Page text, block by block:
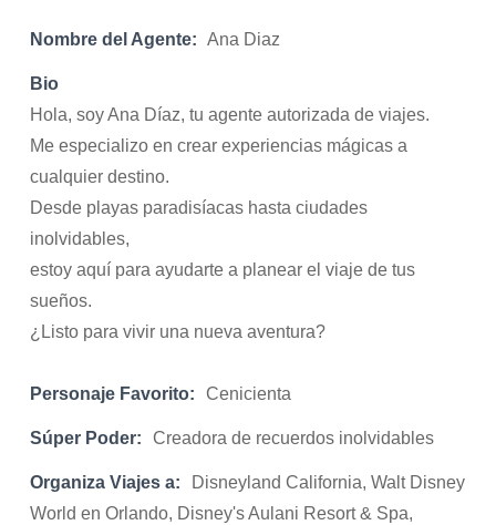
Nombre del Agente: Ana Diaz
Bio
Hola, soy Ana Díaz, tu agente autorizada de viajes.
Me especializo en crear experiencias mágicas a
cualquier destino.
Desde playas paradisíacas hasta ciudades
inolvidables,
estoy aquí para ayudarte a planear el viaje de tus
sueños.
¿Listo para vivir una nueva aventura?
Personaje Favorito: Cenicienta
Súper Poder: Creadora de recuerdos inolvidables
Organiza Viajes a:
Disneyland California, Walt Disney
World en Orlando, Disney's Aulani Resort & Spa,